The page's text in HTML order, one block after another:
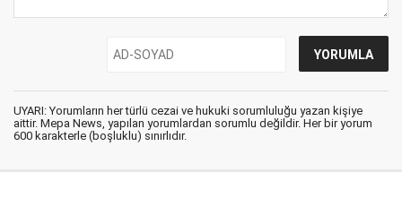
UYARI: Yorumların her türlü cezai ve hukuki sorumluluğu yazan kişiye
aittir. Mepa News, yapılan yorumlardan sorumlu değildir. Her bir yorum
600 karakterle (boşluklu) sınırlıdır.